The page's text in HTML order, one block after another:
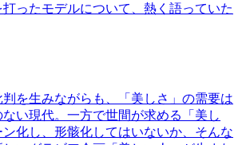
ったモデルについて、熱く語っていた
判を生みながらも、「美しさ」の需要は
い現代。一方で世間が求める「美し
ン化し、形骸化してはいないか、そんな